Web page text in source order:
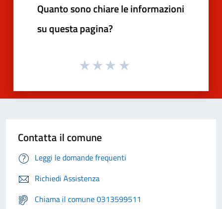
Quanto sono chiare le informazioni
su questa pagina?
Contatta il comune
Leggi le domande frequenti
Richiedi Assistenza
Chiama il comune 0313599511